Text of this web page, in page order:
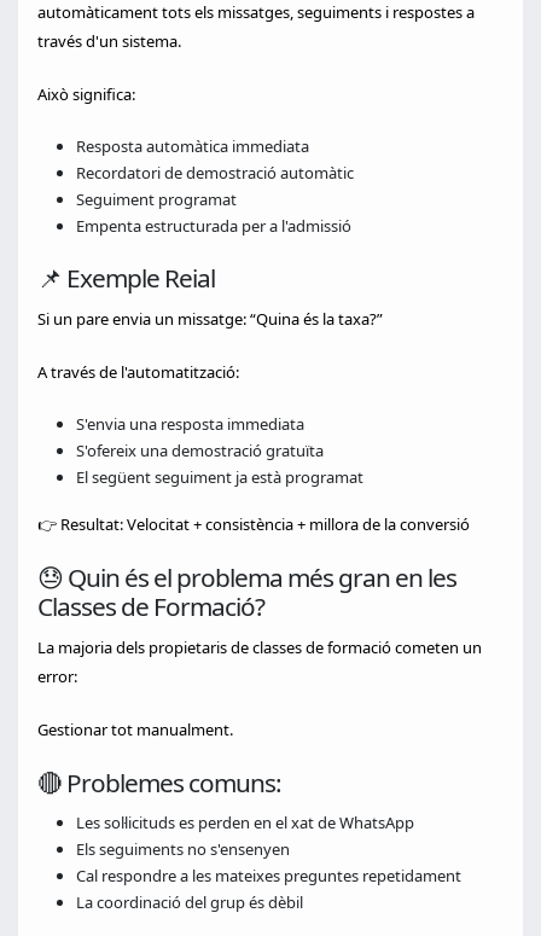
automàticament tots els missatges, seguiments i respostes a
través d'un sistema.
Això significa:
Resposta automàtica immediata
Recordatori de demostració automàtic
Seguiment programat
Empenta estructurada per a l'admissió
📌 Exemple Reial
Si un pare envia un missatge: “Quina és la taxa?”
A través de l'automatització:
S'envia una resposta immediata
S'ofereix una demostració gratuïta
El següent seguiment ja està programat
👉 Resultat: Velocitat + consistència + millora de la conversió
😓 Quin és el problema més gran en les
Classes de Formació?
La majoria dels propietaris de classes de formació cometen un
error:
Gestionar tot manualment.
🔴 Problemes comuns:
Les sol·licituds es perden en el xat de WhatsApp
Els seguiments no s'ensenyen
Cal respondre a les mateixes preguntes repetidament
La coordinació del grup és dèbil